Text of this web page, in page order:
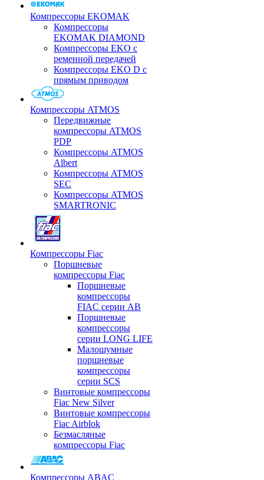
Компрессоры EKOMAK
Компрессоры
EKOMAK DIAMOND
Компрессоры EKO c
ременной передачей
Компрессоры EKO D с
прямым приводом
Компрессоры ATMOS
Передвижные
компрессоры ATMOS
PDP
Компрессоры ATMOS
Albert
Компрессоры ATMOS
SEC
Компрессоры ATMOS
SMARTRONIC
Компрессоры Fiac
Поршневые
компрессоры Fiac
Поршневые
компрессоры
FIAC серии AB
Поршневые
компрессоры
серии LONG LIFE
Малошумные
поршневые
компрессоры
серии SCS
Винтовые компрессоры
Fiac New Silver
Винтовые компрессоры
Fiac Airblok
Безмасляные
компрессоры Fiac
Компрессоры ABAC